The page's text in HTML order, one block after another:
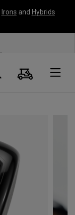
Irons and Hybrids
Panier